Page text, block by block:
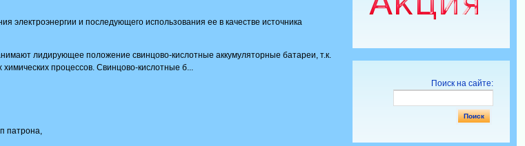
электроэнергии и последующего использования ее в качестве источника
лидирующее положение свинцово-кислотные аккумуляторные батареи, т.к.
процессов. Свинцово-кислотные б...
патрона,
Поиск на сайте: